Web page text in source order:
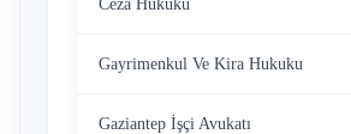
Ceza Hukuku
Gayrimenkul Ve Kira Hukuku
Gaziantep İşçi Avukatı